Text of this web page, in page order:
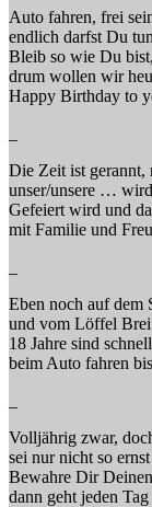
Auto fahren, frei
endlich darfst Du
Bleib so wie Du
drum wollen wir
Happy Birthday to
Die Zeit ist gerannt,
unser/unsere …
Gefeiert wird und
mit Familie und
Eben noch auf dem
und vom Löffel Brei
18 Jahre sind
beim Auto fahren
Volljährig zwar,
sei nur nicht so
Bewahre Dir
dann geht jeden